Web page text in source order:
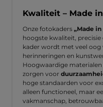
Kwaliteit – Made
Onze fotokaders „Made
hoogste kwaliteit,
kader wordt met veel
herinneringen en
Hoogwaardige
zorgen voor
hoge standaarden voor
alleen functioneel, maar
vakmanschap,